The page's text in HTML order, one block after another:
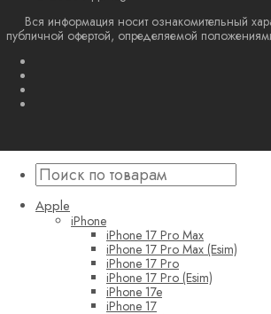
Вся информация носит ознакомительный
публичной офертой, определяемой
Apple
iPhone
iPhone 17 Pro Max
iPhone 17 Pro Max (Esim)
iPhone 17 Pro
iPhone 17 Pro (Esim)
iPhone 17e
iPhone 17